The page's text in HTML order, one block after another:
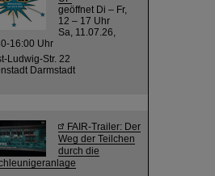
geöffnet Di – Fr,
12 – 17 Uhr
Sa, 11.07.26,
16:00 Uhr
Ludwig-Str. 22
Darmstadt
FAIR-Trailer: Der
Weg der Teilchen
durch die